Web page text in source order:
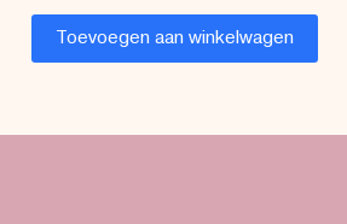
Toevoegen aan winkelwagen